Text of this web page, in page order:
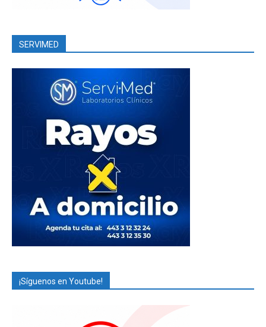
SERVIMED
¡Síguenos en Youtube!